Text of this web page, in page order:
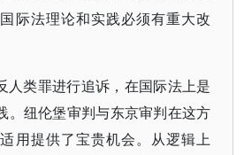
际法理论和实践必须有重大改
人类罪进行追诉，在国际法上是
。纽伦堡审判与东京审判在这方
用提供了宝贵机会。从逻辑上